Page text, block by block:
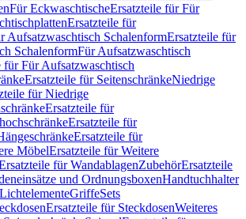
Für EckwaschtischeErsatzteile für Für
Ersatzteile für
Aufsatzwaschtisch SchalenformErsatzteile für
SchalenformFür Aufsatzwaschtisch
für Für Aufsatzwaschtisch
Ersatzteile für SeitenschränkeNiedrige
für Niedrige
Ersatzteile für
Ersatzteile für
Ersatzteile für
MöbelErsatzteile für Weitere
für WandablagenZubehörErsatzteile
und OrdnungsboxenHandtuchhalter
LichtelementeGriffeSets
Ersatzteile für SteckdosenWeiteres